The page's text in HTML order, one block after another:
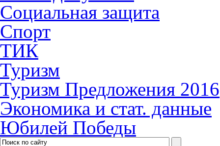
Социальная защита
Спорт
ТИК
Туризм
Туризм Предложения 2016
Экономика и стат. данные
Юбилей Победы